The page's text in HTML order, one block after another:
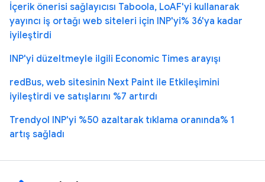
İçerik önerisi sağlayıcısı Taboola, LoAF'yi kullanarak
yayıncı iş ortağı web siteleri için INP'yi% 36'ya kadar
iyileştirdi
INP'yi düzeltmeyle ilgili Economic Times arayışı
redBus, web sitesinin Next Paint ile Etkileşimini
iyileştirdi ve satışlarını %7 artırdı
Trendyol INP'yi %50 azaltarak tıklama oranında% 1
artış sağladı